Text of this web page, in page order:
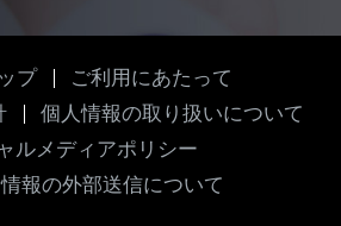
プ
ご利用にあたって
個人情報の取り扱いについて
ルメディアポリシー
報の外部送信について